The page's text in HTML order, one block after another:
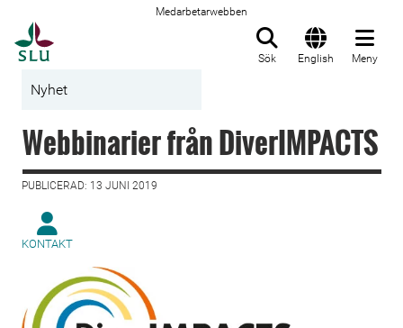
Medarbetarwebben
Sök English Meny
Nyhet
Webbinarier från DiverIMPACTS
PUBLICERAD: 13 JUNI 2019
KONTAKT